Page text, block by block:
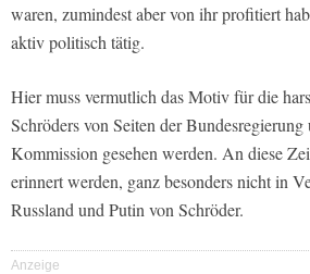
waren, zumindest aber von ihr profitiert
aktiv politisch tätig.
Hier muss vermutlich das Motiv für die
Schröders von Seiten der
Kommission gesehen werden. An diese
erinnert werden, ganz besonders nicht in
Russland und Putin von Schröder.
Anzeige